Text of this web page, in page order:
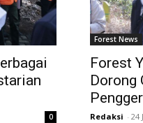
0
Forest News
Forest
Dorong
Redaksi - 24